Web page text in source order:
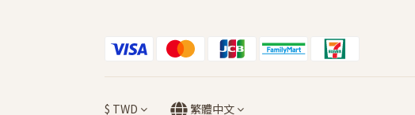
$ TWD 繁體中文